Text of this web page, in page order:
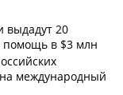
выдадут 20
помощь в $3 млн
международный